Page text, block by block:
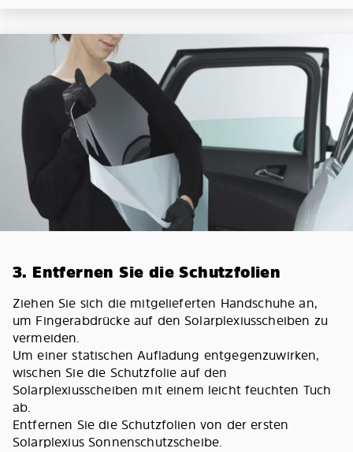
3. Entfernen Sie die Schutzfolien
Ziehen Sie sich die mitgelieferten Handschuhe an,
um Fingerabdrücke auf den Solarplexiusscheiben zu
vermeiden.
Um einer statischen Aufladung entgegenzuwirken,
wischen Sie die Schutzfolie auf den
Solarplexiusscheiben mit einem leicht feuchten Tuch
ab.
Entfernen Sie die Schutzfolien von der ersten
Solarplexius Sonnenschutzscheibe.